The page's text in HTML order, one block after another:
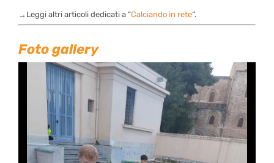
→Leggi altri articoli dedicati a “Calciando in rete“.
Foto gallery